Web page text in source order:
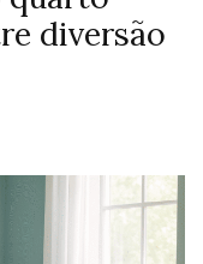
diversão